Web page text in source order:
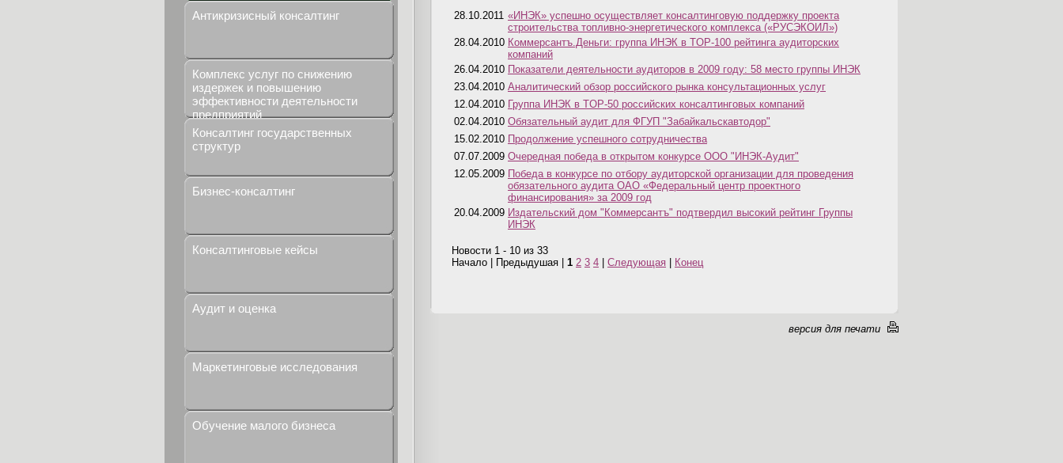
Антикризисный консалтинг
Комплекс услуг по снижению
издержек и повышению
эффективности деятельности
предприятий
Консалтинг государственных
структур
Бизнес-консалтинг
Консалтинговые кейсы
Аудит и оценка
Маркетинговые исследования
Обучение малого бизнеса
28.10.2011 «ИНЭК» успешно осуществляет консалтинговую поддержку проекта
строительства топливно-энергетического комплекса («РУСЭКОИЛ»)
28.04.2010 Коммерсантъ.Деньги: группа ИНЭК в TOP-100 рейтинга аудиторских
компаний
26.04.2010 Показатели деятельности аудиторов в 2009 году: 58 место группы ИНЭК
23.04.2010 Аналитический обзор российского рынка консультационных услуг
12.04.2010 Группа ИНЭК в TOP-50 российских консалтинговых компаний
02.04.2010 Обязательный аудит для ФГУП "Забайкальскавтодор"
15.02.2010 Продолжение успешного сотрудничества
07.07.2009 Очередная победа в открытом конкурсе ООО "ИНЭК-Аудит"
12.05.2009 Победа в конкурсе по отбору аудиторской организации для проведения
обязательного аудита ОАО «Федеральный центр проектного
финансирования» за 2009 год
20.04.2009 Издательский дом "Коммерсантъ" подтвердил высокий рейтинг Группы
ИНЭК
Новости 1 - 10 из 33
Начало | Предыдушая | 1 2 3 4 Следующая Конец
версия для печати